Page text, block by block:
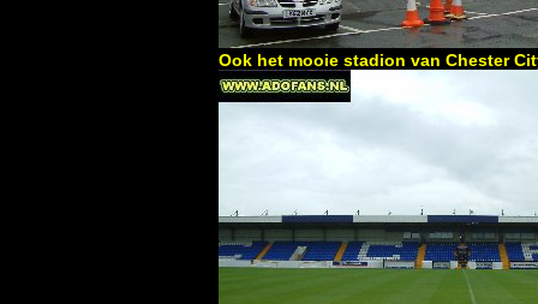
Ook het mooie stadion van Chester